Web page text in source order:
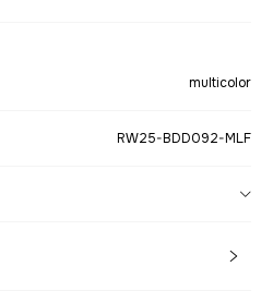
multicolor
RW25-BDD092-MLF